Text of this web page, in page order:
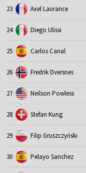
23 Axel Laurance
24 Diego Ulissi
25 Carlos Canal
26 Fredrik Dversnes
27 Neilson Powless
28 Stefan Kung
29 Filip Gruszczyński
30 Pelayo Sanchez